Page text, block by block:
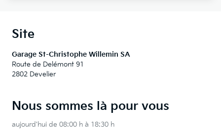
Site
Garage St-Christophe Willemin SA
Route de Delémont 91
2802 Develier
Nous sommes là pour vous
aujourd'hui de 08:00 h à 18:30 h